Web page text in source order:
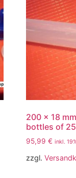
200 x 18
bottles of 25
95,99 € inkl.
zzgl.